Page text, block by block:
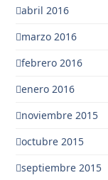
abril 2016
marzo 2016
febrero 2016
enero 2016
noviembre 2015
octubre 2015
septiembre 2015